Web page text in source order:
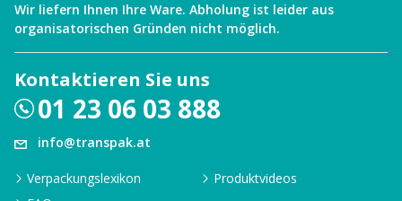
Wir liefern Ihnen Ihre Ware. Abholung ist leider aus
organisatorischen Gründen nicht möglich.
Kontaktieren Sie uns
01 23 06 03 888
info@transpak.at
Verpackungslexikon
Produktvideos